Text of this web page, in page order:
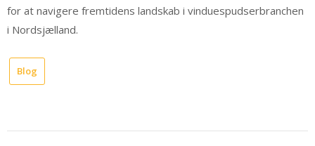
for at navigere fremtidens landskab i vinduespudserbranchen
i Nordsjælland.
Blog